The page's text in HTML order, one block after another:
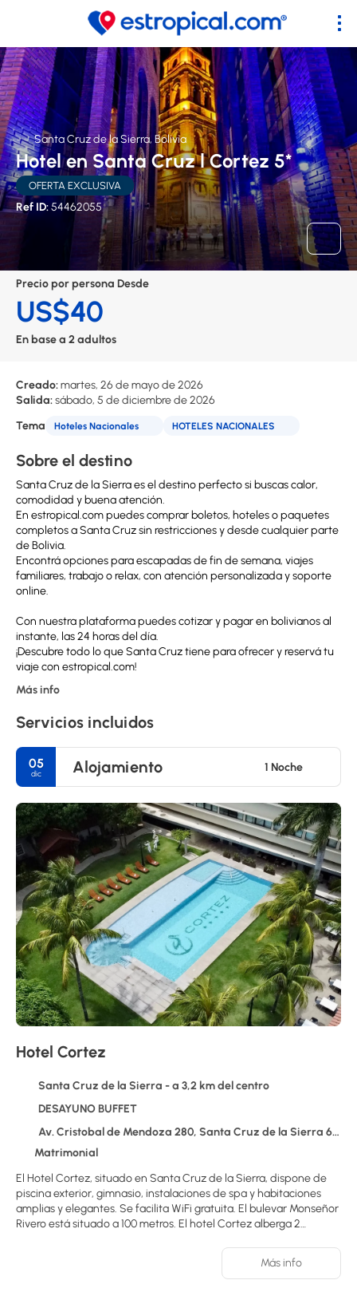
Santa Cruz de la Sierra, Bolivia
Hotel en Santa Cruz l Cortez 5*
OFERTA EXCLUSIVA
Ref ID:54462055
Precio por persona Desde
US$40
En base a 2 adultos
Creado:martes, 26 de mayo de 2026
Salida:sábado, 5 de diciembre de 2026
Tema
Hoteles Nacionales HOTELES NACIONALES
Sobre el destino
Santa Cruz de la Sierra es el destino perfecto si buscas calor,
comodidad y buena atención.
En estropical.com puedes comprar boletos, hoteles o paquetes
completos a Santa Cruz sin restricciones y desde cualquier parte
de Bolivia.
Encontrá opciones para escapadas de fin de semana, viajes
familiares, trabajo o relax, con atención personalizada y soporte
online.
Con nuestra plataforma puedes cotizar y pagar en bolivianos al
instante, las 24 horas del día.
¡Descubre todo lo que Santa Cruz tiene para ofrecer y reservá tu
viaje con estropical.com!
Más info
Servicios incluidos
05
dic Alojamiento 1 Noche
Hotel Cortez
Santa Cruz de la Sierra - a 3,2 km del centro
DESAYUNO BUFFET
Av. Cristobal de Mendoza 280, Santa Cruz de la Sierra 626
Matrimonial
El Hotel Cortez, situado en Santa Cruz de la Sierra, dispone de
piscina exterior, gimnasio, instalaciones de spa y habitaciones
amplias y elegantes. Se facilita WiFi gratuita. El bulevar Monseñor
Rivero está situado a 100 metros. El hotel Cortez alberga 2
estilo estadounidense que incluye frutas tropicales. Además, se
Más info